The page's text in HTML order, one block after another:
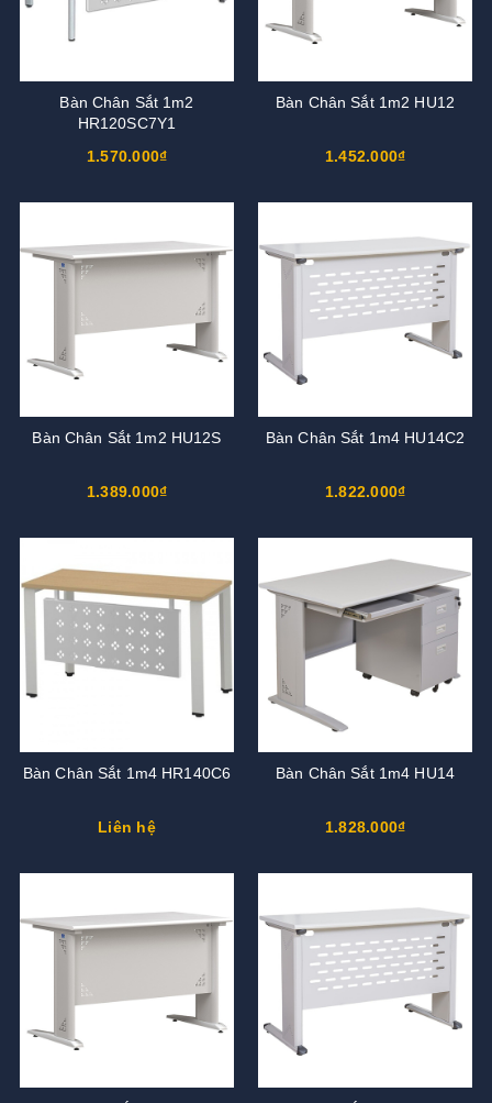
Bàn Chân Sắt 1m2
HR120SC7Y1
1.570.000₫
Bàn Chân Sắt 1m2 HU12
1.452.000₫
Bàn Chân Sắt 1m2 HU12S
1.389.000₫
Bàn Chân Sắt 1m4 HU14C2
1.822.000₫
Bàn Chân Sắt 1m4 HR140C6
Liên hệ
Bàn Chân Sắt 1m4 HU14
1.828.000₫